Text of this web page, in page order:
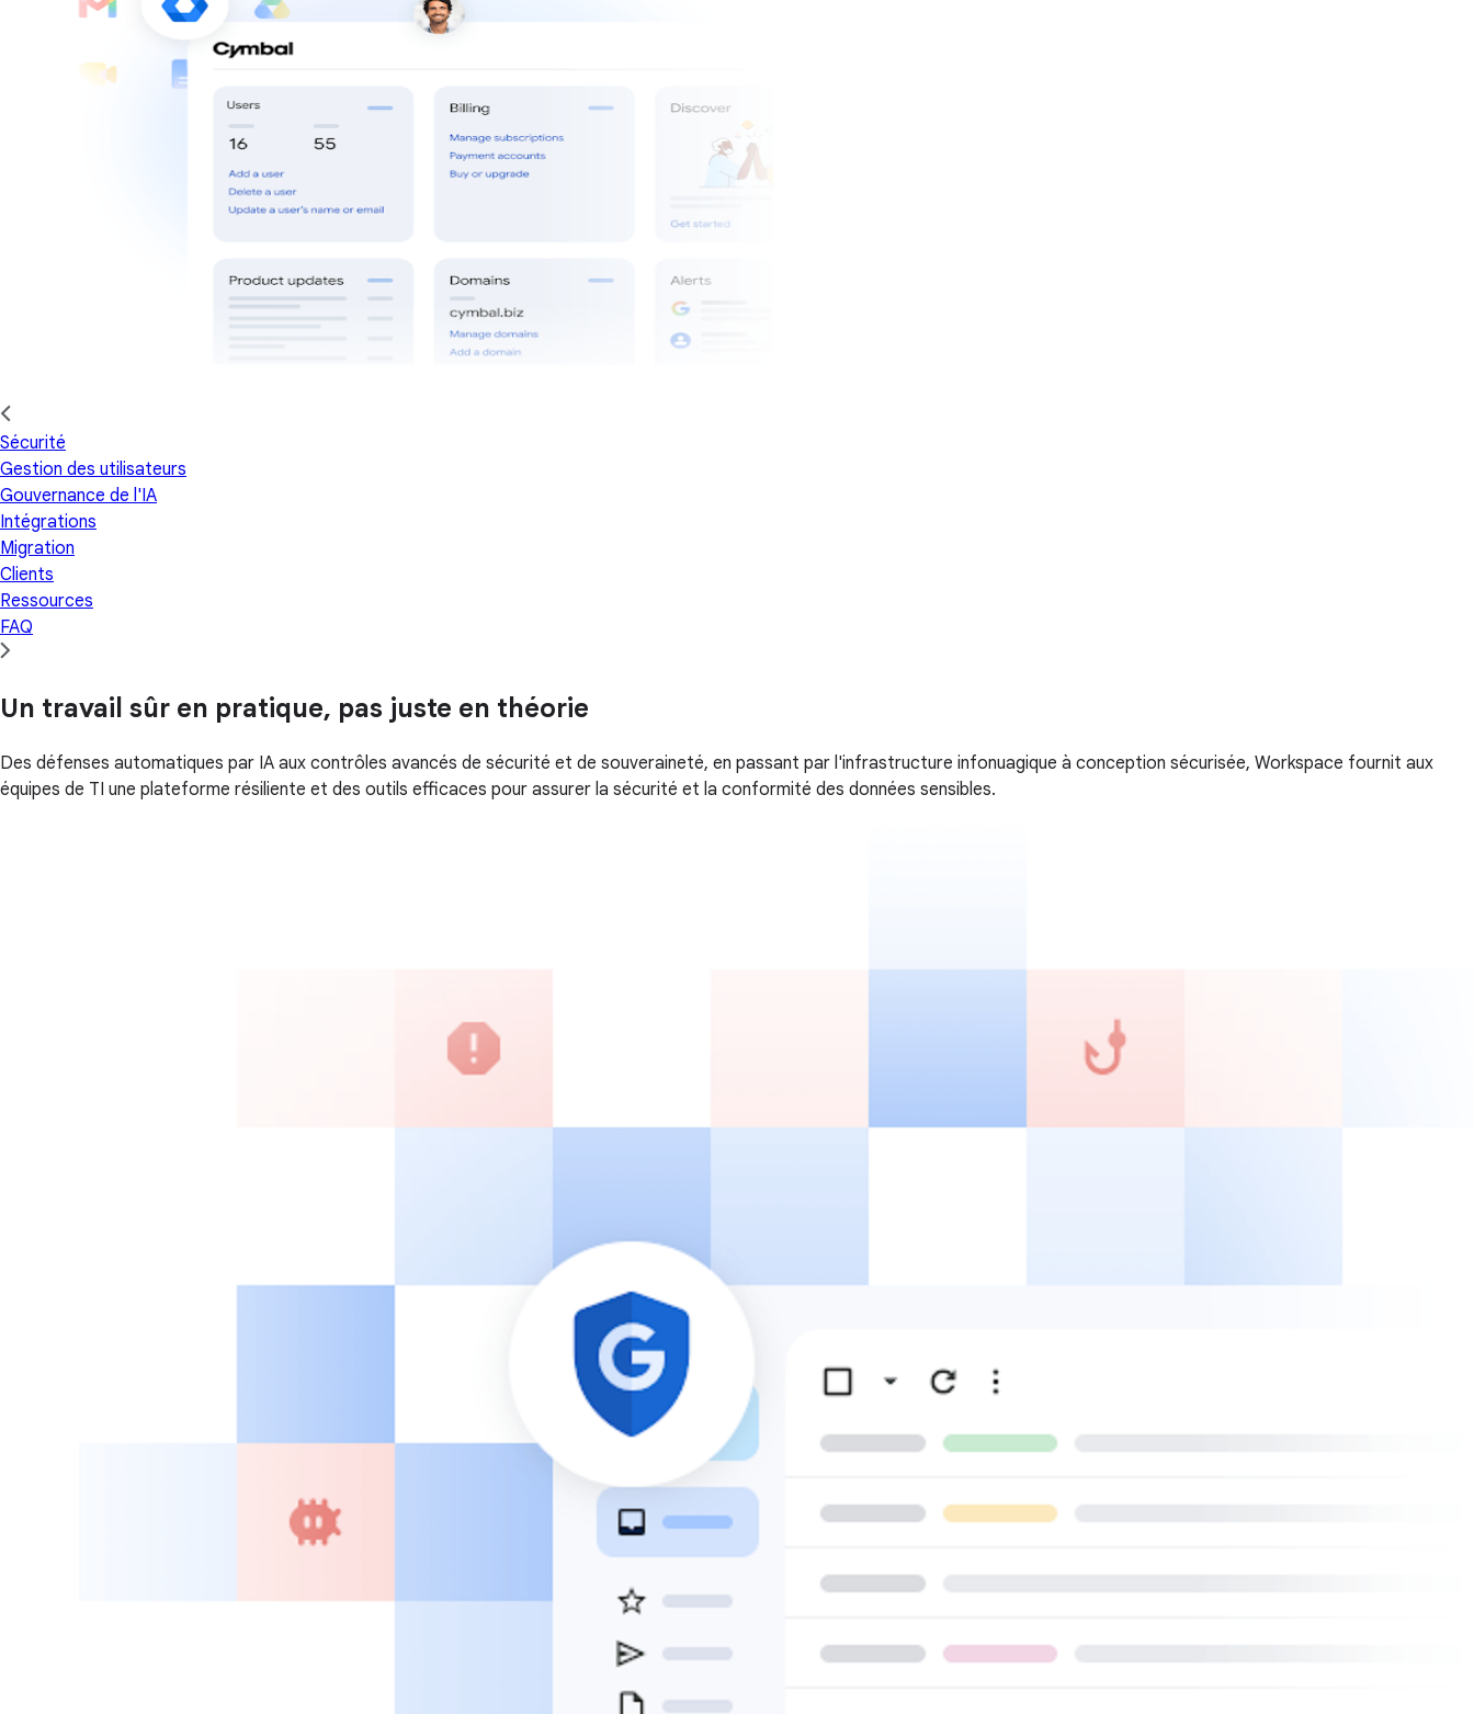
Sécurité
Gestion des utilisateurs
Gouvernance de l'IA
Intégrations
Migration
Clients
Ressources
FAQ
Un travail sûr en pratique, pas juste en théorie
Des défenses automatiques par IA aux contrôles avancés de sécurité et de souveraineté, en passant par l'infrastructure infonuagique à conception sécurisée, Workspace fournit aux
équipes de TI une plateforme résiliente et des outils efficaces pour assurer la sécurité et la conformité des données sensibles.